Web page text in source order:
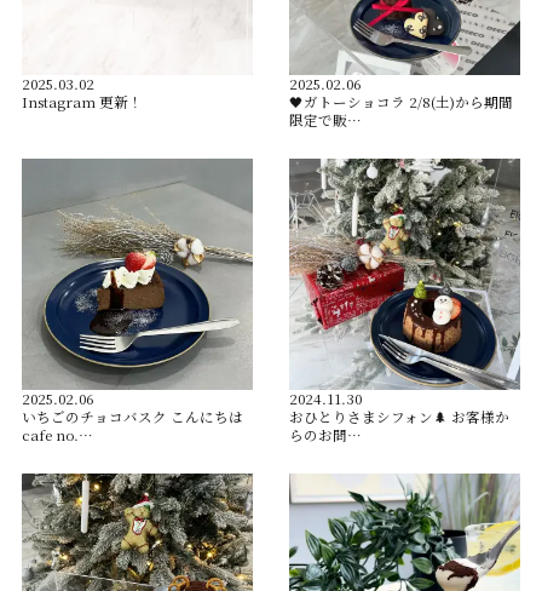
2025.03.02
Instagram 更新！
2025.02.06
🖤ガトーショコラ 2/8(土)から期間
限定で販…
2025.02.06
いちごのチョコバスク こんにちは
cafe no.…
2024.11.30
おひとりさまシフォン🌲 お客様か
らのお問…